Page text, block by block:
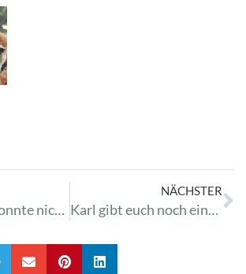
Daunenfein konnte nicht mehr gut stehen
NÄCHSTER
Karl gibt euch noch einmal ein Update